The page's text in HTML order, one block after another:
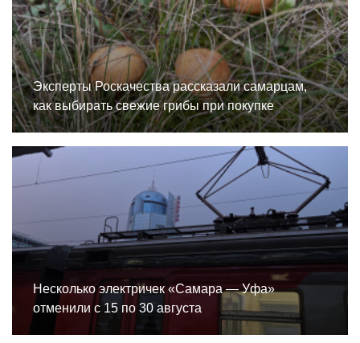
Эксперты Роскачества рассказали самарцам,
как выбирать свежие грибы при покупке
Несколько электричек «Самара — Уфа»
отменили с 15 по 30 августа